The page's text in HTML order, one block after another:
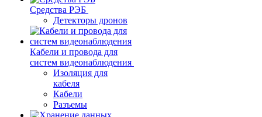
Средства РЭБ
Детекторы дронов
Кабели и провода для
систем видеонаблюдения
Изоляция для
кабеля
Кабели
Разъемы